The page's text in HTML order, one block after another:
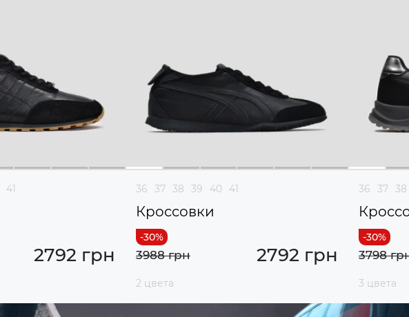
41
2792 грн
36 37 38 39 40 41
Кроссовки
2792 грн
3988 грн
2 цвета
36 37 38
3798
3 цвета